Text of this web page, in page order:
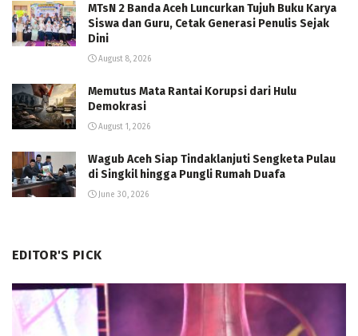
MTsN 2 Banda Aceh Luncurkan Tujuh Buku Karya
Siswa dan Guru, Cetak Generasi Penulis Sejak
Dini
August 8, 2026
Memutus Mata Rantai Korupsi dari Hulu
Demokrasi
August 1, 2026
Wagub Aceh Siap Tindaklanjuti Sengketa Pulau
di Singkil hingga Pungli Rumah Duafa
June 30, 2026
EDITOR'S PICK